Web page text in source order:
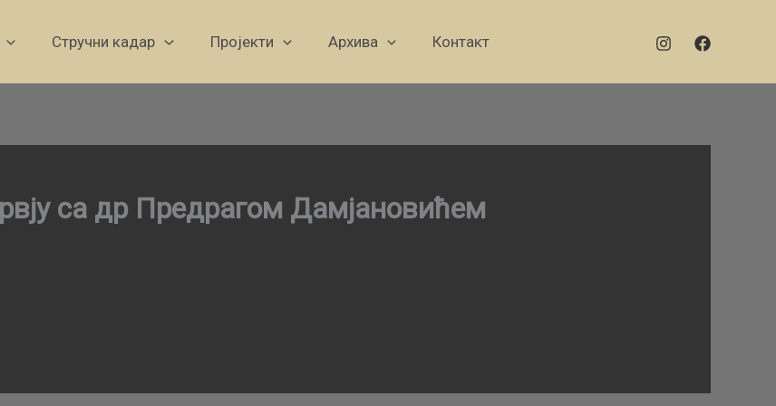
Стручни кадар Пројекти Архива Контакт
са др Предрагом Дамјановићем